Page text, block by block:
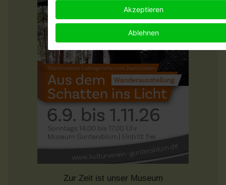
Zur Zeit ist unser Museum
Akzeptieren
Ablehnen